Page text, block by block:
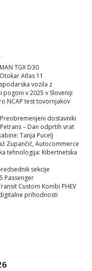
TGX D30
Atlas 11
vozila z
pogoni v 2025 v Sloveniji
NCAP test tovornjakov
dostavniki
– Dan odprtih vrat
Tanja Pucelj
Zupančič, Autocommerce
tehnologija: Kibertnetska
sekcije
Passenger
Custom Kombi PHEV
prihodnosti